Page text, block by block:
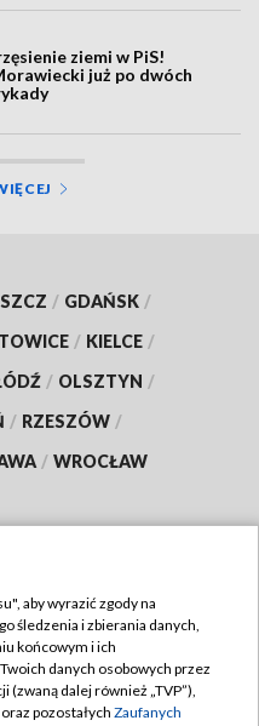
ziemi w PiS!
już po dwóch
/ GDAŃSK /
/ KIELCE /
/ OLSZTYN /
/ RZESZÓW /
/ WROCŁAW
TVP
aby wyrazić zgody na
śledzenia i zbierania danych,
końcowym i ich
danych osobowych przez
(zwaną dalej również „TVP”),
oraz pozostałych Zaufanych